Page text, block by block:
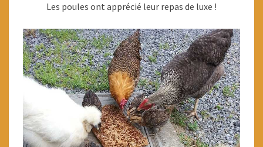
Les poules ont apprécié leur repas de luxe !